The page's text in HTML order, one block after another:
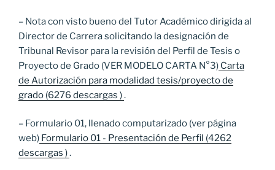
– Nota con visto bueno del Tutor Académico dirigida al
Director de Carrera solicitando la designación de
Tribunal Revisor para la revisión del Perfil de Tesis o
Proyecto de Grado (VER MODELO CARTA N°3) Carta
de Autorización para modalidad tesis/proyecto de
grado (6276 descargas ).
– Formulario 01, llenado computarizado (ver página
web) Formulario 01 - Presentación de Perfil (4262
descargas ).